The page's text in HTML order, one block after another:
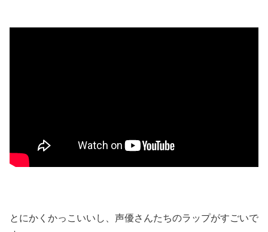
とにかくかっこいいし、声優さんたちのラップがすごいで